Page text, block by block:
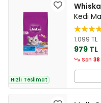
Hızlı Teslimat
Kedi
1.099 TL
979 TL
Son 38